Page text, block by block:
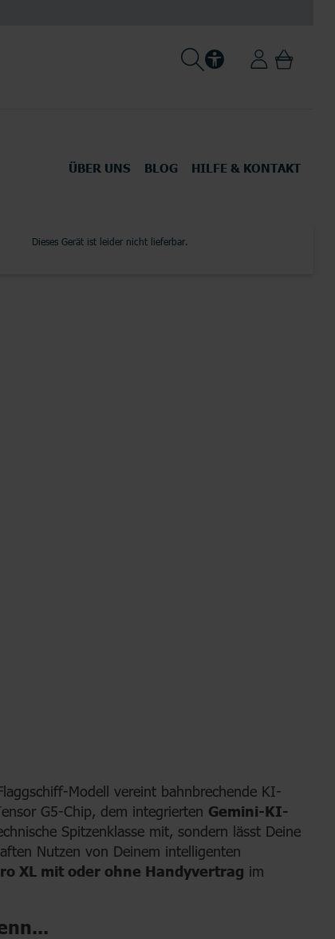
ÜBER UNS
Ausbildung
BLOG HILFE & KONTAKT
Dieses Gerät ist leider nicht lieferbar.
Modell vereint bahnbrechende KI-
G5-Chip, dem integrierten Gemini-KI-
Spitzenklasse mit, sondern lässt Deine
Nutzen von Deinem intelligenten
XL mit oder ohne Handyvertrag im